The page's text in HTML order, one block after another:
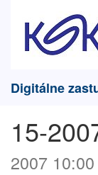
Digitálne
15-
2007 10:00